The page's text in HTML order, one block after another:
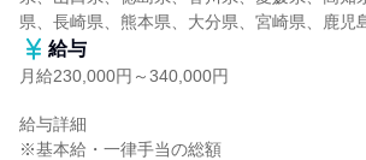
県、長崎県、熊本県、大分県、宮崎県、鹿児
給与
月給230,000円～340,000円
給与詳細
※基本給・一律手当の総額